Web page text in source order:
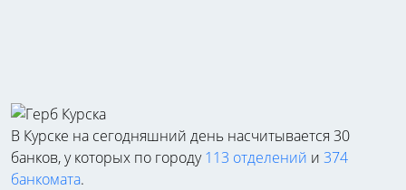
В Курске на сегодняшний день насчитывается 30
банков, у которых по городу113 отделений и 374
банкомата.